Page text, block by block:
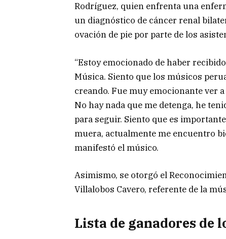
Rodríguez, quien enfrenta una
un diagnóstico de cáncer renal
ovación de pie por parte de los
“Estoy emocionado de haber
Música. Siento que los músicos
creando. Fue muy emocionante ver
No hay nada que me detenga, he
para seguir. Siento que es
muera, actualmente me encuentro
manifestó el músico.
Asimismo, se otorgó el
Villalobos Cavero, referente de la
Lista de ganadores de